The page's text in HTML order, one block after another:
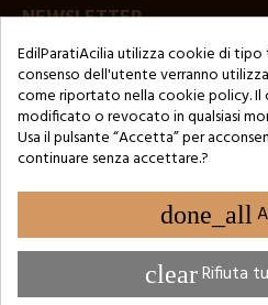
NEWSLETTER
Copyright © 2024 by 3Enne
Numero di iscrizione REA: RM-
Roma
Website Developed by
EdilParatiAcilia utilizza cookie di
consenso dell'utente verranno
come riportato nella cookie policy. Il
modificato o revocato in qualsiasi
Usa il pulsante “Accetta” per
continuare senza accettare.?
done_all
clearRifiuta